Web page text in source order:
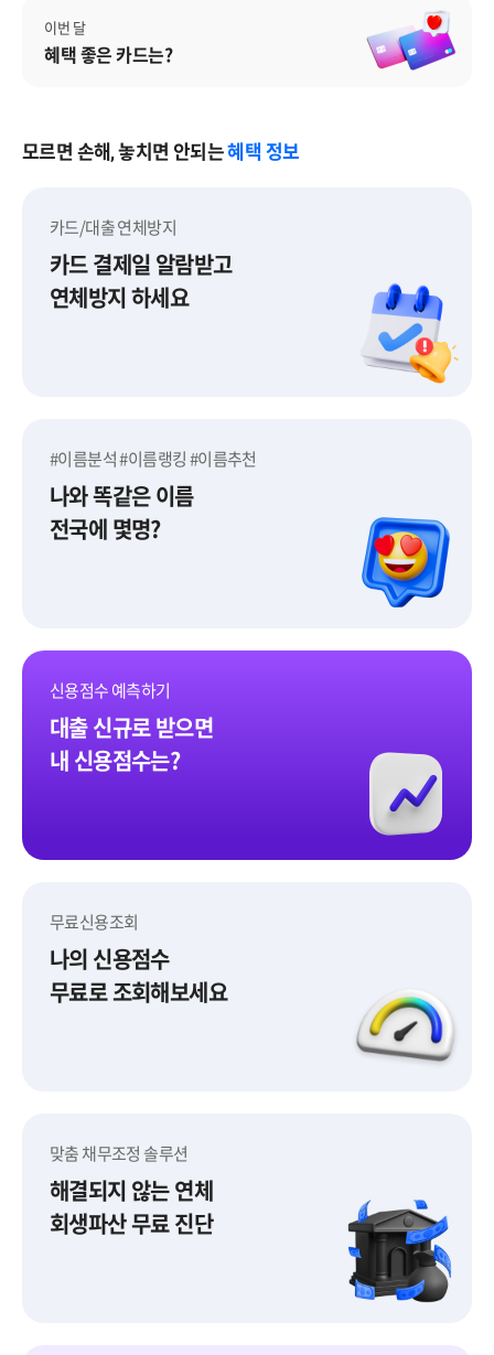
이번 달
혜택 좋은 카드는?
모르면 손해, 놓치면 안되는혜택 정보
카드/대출 연체방지
카드 결제일 알람받고
연체방지 하세요
#이름분석 #이름랭킹 #이름추천
나와 똑같은 이름
전국에 몇명?
신용점수 예측하기
대출 신규로 받으면
내 신용점수는?
무료신용조회
나의 신용점수
무료로 조회해보세요
맞춤 채무조정 솔루션
해결되지 않는 연체
회생파산 무료 진단